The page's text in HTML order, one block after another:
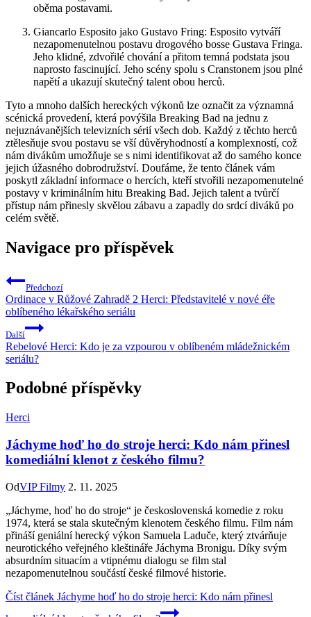
oběma ‌postavami.
Giancarlo Esposito⁢ jako Gustavo ‌Fring: Esposito ⁤vytváří
‍nezapomenutelnou postavu drogového bosse Gustava⁣ Fringa.
Jeho klidné, zdvořilé chování a přitom⁢ temná podstata jsou⁢
naprosto ​fascinující. Jeho scény spolu s Cranstonem​ jsou plné
napětí ‍a ukazují skutečný talent​ obou herců.
Tyto ⁣a ⁢mnoho dalších ​hereckých‌ výkonů lze označit za významná
scénická provedení, která povýšila Breaking Bad na jednu z
nejuznávanějších ‌televizních sérií ⁣všech dob. Každý z ​těchto ⁣herců
ztělesňuje svou​ postavu se vší ‍důvěryhodností a komplexností, což
nám divákům ⁣umožňuje se s nimi identifikovat až⁣ do samého ⁣konce
jejich úžasného dobrodružství. ⁢Doufáme, ⁢že‍ tento článek ‌vám
poskytl​ základní ⁢informace o hercích, kteří stvořili​ nezapomenutelné
postavy v kriminálním ⁢hitu Breaking⁣ Bad. Jejich talent a tvůrčí
‍přístup nám přinesly skvělou ​zábavu ‍a zapadly do srdcí‌ diváků‍ po
celém ⁤světě.
Navigace pro příspěvek
Předchozí
Ordinace v Růžové Zahradě 2 Herci: Představitelé v nové éře
oblíbeného lékařského seriálu
Další
Rebelové Herci: Kdo je za vzpourou v oblíbeném mládežnickém
seriálu?
Podobné příspěvky
Herci
Jáchyme hoď ho do stroje herci: Kdo nám přinesl
komediální klenot z českého filmu?
OdVIP Filmy 2. 11. 2025
„Jáchyme, hoď ho do stroje“ je československá komedie z roku
1974, která se stala skutečným klenotem českého filmu. Film nám
přináší geniální herecký výkon Samuela Laduče, který ztvárňuje
neurotického veřejného kleštináře Jáchyma Bronigu. Díky svým
absurdním situacím a vtipnému dialogu se film stal
nezapomenutelnou součástí české filmové historie.
Číst článek Jáchyme hoď ho do stroje herci: Kdo nám přinesl